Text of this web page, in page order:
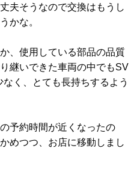
夫そうなので交換はもうし
かな。
、使用している部品の品質
継いできた車両の中でもSV
く、とても長持ちするよう
予約時間が近くなったの
めつつ、お店に移動しまし